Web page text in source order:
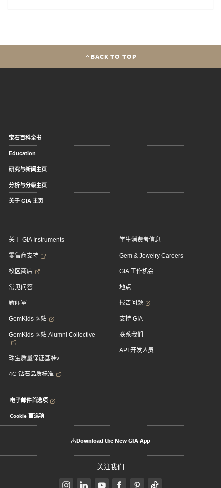
BACK TO TOP
宝石百科全书
Education
研究与新闻主页
分析与分级主页
关于 GIA 主页
关于 GIA Instruments
零售商支持
校区商店
常见问答
新闻室
GemKids 网站
GemKids 网站 Alumni Collective
珠宝质量保证基准v
4C 钻石品质标准
学生消费者信息
Gem & Jewelry Careers
GIA 工作机会
地点
报告问题
支持 GIA
联系我们
API 开发人员
电子邮件首选项
Cookie 首选项
Download the New GIA App
关注我们